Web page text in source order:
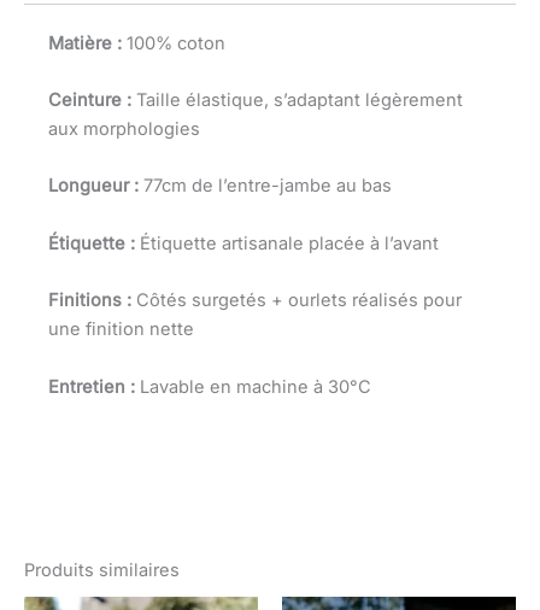
Matière : 100% coton
Ceinture : Taille élastique, s’adaptant légèrement
aux morphologies
Longueur : 77cm de l’entre-jambe au bas
Étiquette : Étiquette artisanale placée à l’avant
Finitions : Côtés surgetés + ourlets réalisés pour
une finition nette
Entretien : Lavable en machine à 30°C
Produits similaires